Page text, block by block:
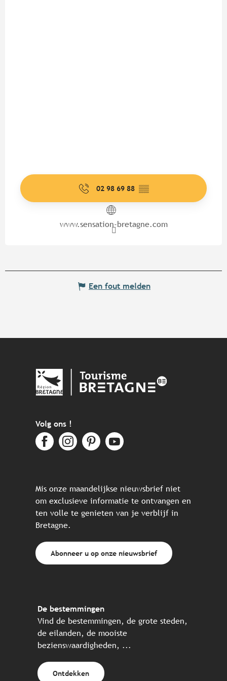
02 98 69 88 ▒▒
www.sensation-bretagne.com
Een fout melden
Volg ons !
Mis onze maandelijkse nieuwsbrief niet
om exclusieve informatie te ontvangen en
ten volle te genieten van je verblijf in
Bretagne.
Abonneer u op onze nieuwsbrief
De bestemmingen
Vind de bestemmingen, de grote steden,
de eilanden, de mooiste
bezienswaardigheden, ...
Ontdekken